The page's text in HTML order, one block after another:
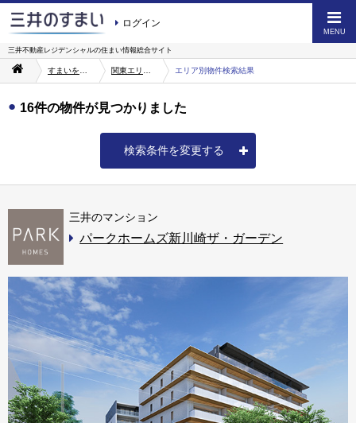
ログイン
MENU
三井不動産レジデンシャルの住まい情報総合サイト
エリア別物件検索結果
16件の物件が見つかりました
検索条件を変更する
三井のマンション
パークホームズ新川崎ザ・ガーデン